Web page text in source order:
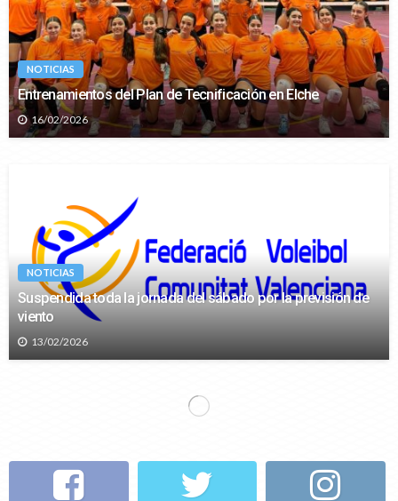
NOTICIAS
Entrenamientos del Plan de Tecnificación en Elche
16/02/2026
NOTICIAS
Suspendida toda la jornada del sábado por la previsión de
viento
13/02/2026
NOTICIAS